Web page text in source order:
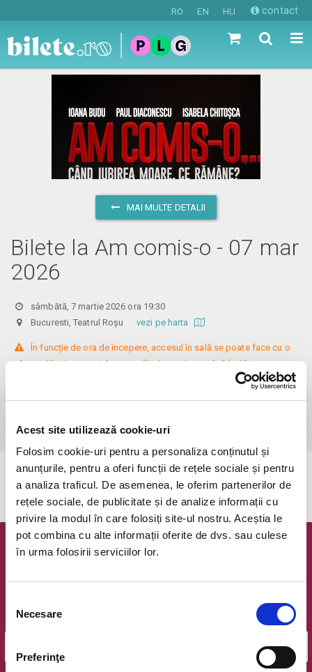
Acest site utilizează cookie-uri
Folosim cookie-uri pentru a personaliza conținutul și
anunțurile, pentru a oferi funcții de rețele sociale și pentru
a analiza traficul. De asemenea, le oferim partenerilor de
rețele sociale, de publicitate și de analize informații cu
privire la modul în care folosiți site-ul nostru. Aceștia le
pot combina cu alte informații oferite de dvs. sau culese
în urma folosirii serviciilor lor.
consimțământului
Necesare
Preferinţe
RO EN HU contact
MAI MULTE DETALII
Bilete la Am comis-o - 07 mar
2026
sâmbătă, 7 martie 2026 ora 19:30
Bucuresti, Teatrul Roșu vezi pe harta
În funcție de ora de începere, accesul în sală se poate face cu o
oră / cu 40 minute mai devreme, fiind permis cu până la 10 minute
înainte de spectacol. Așezarea se realizează la mese de 2 (nr. limitat), 3
Informații suplimentare, la nr. de telefon 0773 825 249.
Evenimentul a expirat.
Newsletter @ Bilete.ro
Email